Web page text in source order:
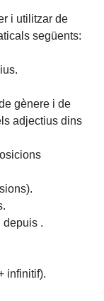
i utilitzar de
següents:
gènere i de
adjectius dins
depuis .
infinitif).